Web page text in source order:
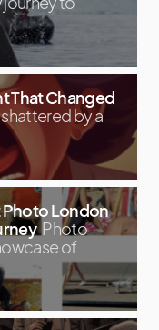
That Changed
by a
Photo London
Photo
of